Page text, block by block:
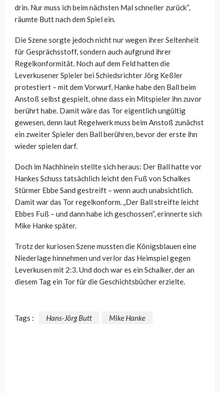
drin. Nur muss ich beim nächsten Mal schneller zurück“,
räumte Butt nach dem Spiel ein.
Die Szene sorgte jedoch nicht nur wegen ihrer Seltenheit
für Gesprächsstoff, sondern auch aufgrund ihrer
Regelkonformität. Noch auf dem Feld hatten die
Leverkusener Spieler bei Schiedsrichter Jörg Keßler
protestiert – mit dem Vorwurf, Hanke habe den Ball beim
Anstoß selbst gespielt, ohne dass ein Mitspieler ihn zuvor
berührt habe. Damit wäre das Tor eigentlich ungültig
gewesen, denn laut Regelwerk muss beim Anstoß zunächst
ein zweiter Spieler den Ball berühren, bevor der erste ihn
wieder spielen darf.
Doch im Nachhinein stellte sich heraus: Der Ball hatte vor
Hankes Schuss tatsächlich leicht den Fuß von Schalkes
Stürmer Ebbe Sand gestreift – wenn auch unabsichtlich.
Damit war das Tor regelkonform. „Der Ball streifte leicht
Ebbes Fuß – und dann habe ich geschossen“, erinnerte sich
Mike Hanke später.
Trotz der kuriosen Szene mussten die Königsblauen eine
Niederlage hinnehmen und verlor das Heimspiel gegen
Leverkusen mit 2:3. Und doch war es ein Schalker, der an
diesem Tag ein Tor für die Geschichtsbücher erzielte.
Tags : Hans-Jörg Butt Mike Hanke